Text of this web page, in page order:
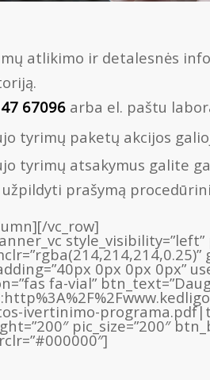
atlikimo ir detalesnės
67096 arba el. paštu
tyrimų paketų akcijos
tyrimų atsakymus galite
prašymą
vc_row]
style_visibility=”left”
0px 0px 0px”
fa-vial”
ivertinimo-
pic_size=”200″